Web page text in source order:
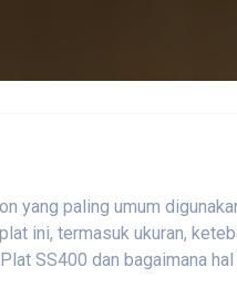
yang paling umum
ini, termasuk ukuran,
SS400 dan bagaimana